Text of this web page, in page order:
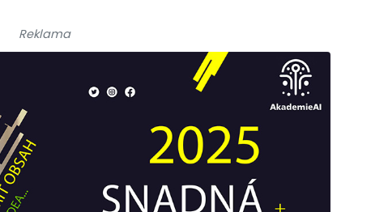
Reklama